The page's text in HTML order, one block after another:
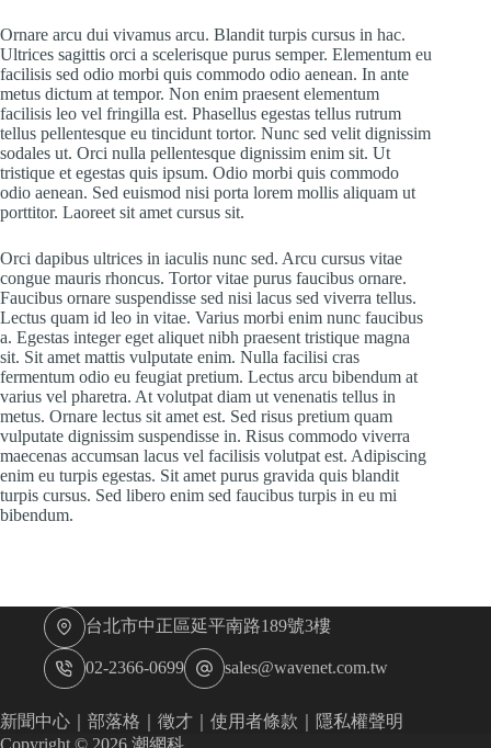
Ornare arcu dui vivamus arcu. Blandit turpis cursus in hac.
Ultrices sagittis orci a scelerisque purus semper. Elementum eu
facilisis sed odio morbi quis commodo odio aenean. In ante
metus dictum at tempor. Non enim praesent elementum
facilisis leo vel fringilla est. Phasellus egestas tellus rutrum
tellus pellentesque eu tincidunt tortor. Nunc sed velit dignissim
sodales ut. Orci nulla pellentesque dignissim enim sit. Ut
tristique et egestas quis ipsum. Odio morbi quis commodo
odio aenean. Sed euismod nisi porta lorem mollis aliquam ut
porttitor. Laoreet sit amet cursus sit.
Orci dapibus ultrices in iaculis nunc sed. Arcu cursus vitae
congue mauris rhoncus. Tortor vitae purus faucibus ornare.
Faucibus ornare suspendisse sed nisi lacus sed viverra tellus.
Lectus quam id leo in vitae. Varius morbi enim nunc faucibus
a. Egestas integer eget aliquet nibh praesent tristique magna
sit. Sit amet mattis vulputate enim. Nulla facilisi cras
fermentum odio eu feugiat pretium. Lectus arcu bibendum at
varius vel pharetra. At volutpat diam ut venenatis tellus in
metus. Ornare lectus sit amet est. Sed risus pretium quam
vulputate dignissim suspendisse in. Risus commodo viverra
maecenas accumsan lacus vel facilisis volutpat est. Adipiscing
enim eu turpis egestas. Sit amet purus gravida quis blandit
turpis cursus. Sed libero enim sed faucibus turpis in eu mi
bibendum.
台北市中正區延平南路189號3樓
02-2366-0699 sales@wavenet.com.tw
新聞中心 部落格 徵才 使用者條款
隱私權聲明